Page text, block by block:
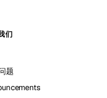
们
题